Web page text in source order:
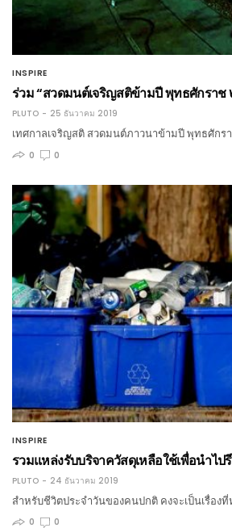
INSPIRE
ร่วม “สวดมนต์เจริญสติข้ามปี พุทธศักราช
PLUTO
25 ธันวาคม 2019
เทศกาลเจริญสติ สวดมนต์ภาวนาข้ามปี พุทธศัก
0
0
INSPIRE
รวมแหล่งรับบริจาควัสดุเหลือใช้เพื่อนำไป
PLUTO
24 ธันวาคม 2019
สำหรับชีวิตประจำวันของคนปกติ คงจะเป็นเรื่อง
0
0